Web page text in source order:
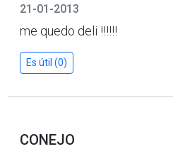
21-01-2013
me quedo deli !!!!!!
Es útil (0)
CONEJO